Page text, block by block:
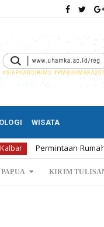
WISATA
Rumah Subsidi di
PAPUA KIRIM